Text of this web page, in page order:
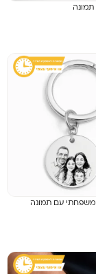
תמונה
עם תמונה